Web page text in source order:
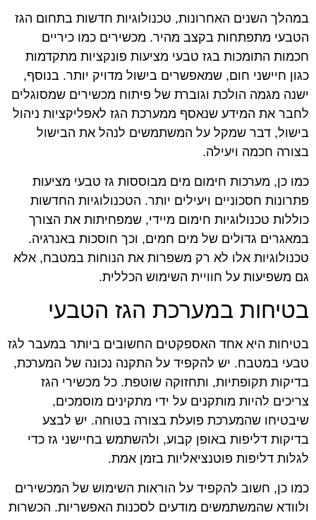
במהלך השנים האחרונות, טכנולוגיות חדשות בתחום הגז
הטבעי מתפתחות בקצב מהיר. מכשירים כמו כיריים
חכמות התומכות בגז טבעי מציעות פונקציות מתקדמות
כגון חיישני חום, שמאפשרים בישול מדויק יותר. בנוסף,
ישנה מגמה הולכת וגוברת של פיתוח מכשירים שמסוגלים
לחבר את המידע שנאסף ממערכת הגז לאפליקציות ניהול
בישול, דבר שמקל על המשתמשים לנהל את הבישול
בצורה חכמה ויעילה.
כמו כן, מערכות חימום מים מבוססות גז טבעי מציעות
פתרונות חסכוניים ויעילים יותר. הטכנולוגיות החדשות
כוללות טכנולוגיות חימום מיידי, שמפחיתות את הצורך
במאגרים גדולים של מים חמים, וכך חוסכות באנרגיה.
טכנולוגיות אלו לא רק משפרות את הנוחות במטבח, אלא
גם משפיעות על חוויית השימוש הכללית.
בטיחות במערכת הגז הטבעי
בטיחות היא אחד האספקטים החשובים ביותר במעבר לגז
טבעי במטבח. יש להקפיד על התקנה נכונה של המערכת,
בדיקות תקופתיות, ותחזוקה שוטפת. כל מכשירי הגז
צריכים להיות מותקנים על ידי מתקינים מוסמכים,
שיבטיחו שהמערכת פועלת בצורה בטוחה. יש לבצע
בדיקות דליפות באופן קבוע, ולהשתמש בחיישני גז כדי
לגלות דליפות פוטנציאליות בזמן אמת.
כמו כן, חשוב להקפיד על הוראות השימוש של המכשירים
ולוודא שהמשתמשים מודעים לסכנות האפשריות. הכשרות